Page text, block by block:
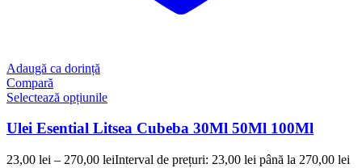
Adaugă ca dorință
Compară
Selectează opțiunile
Ulei Esential Litsea Cubeba 30Ml 50Ml 100Ml
23,00 lei – 270,00 leiInterval de prețuri: 23,00 lei până la 270,00 lei